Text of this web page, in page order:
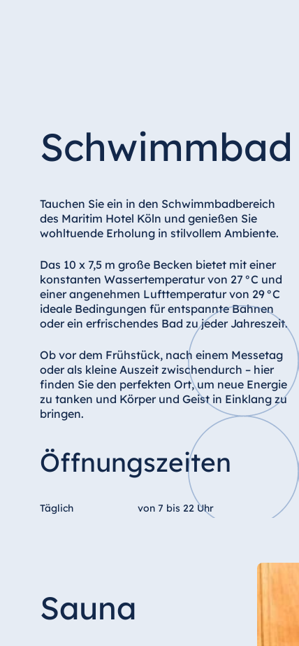
Hotel Königswinter
Hotel Magdeburg
Hotel Stuttgart
Seehotel Timmendorfer Strand
Strandhotel Travemünde
Hotel Ulm
Star-Apart Hansa Hotel Wiesbaden
Ägypten
Jolie Ville Resort & Casino Sharm El
Albanien
Bulgarien
Schwimmbad
Tauchen Sie ein in den Schwimmbadbereich
des Maritim Hotel Köln und genießen Sie
wohltuende Erholung in stilvollem Ambiente.
Das 10 x 7,5 m große Becken bietet mit einer
konstanten Wassertemperatur von 27 °C und
einer angenehmen Lufttemperatur von 29 °C
ideale Bedingungen für entspannte Bahnen
oder ein erfrischendes Bad zu jeder Jahreszeit.
Ob vor dem Frühstück, nach einem Messetag
oder als kleine Auszeit zwischendurch – hier
finden Sie den perfekten Ort, um neue Energie
zu tanken und Körper und Geist in Einklang zu
bringen.
Öffnungszeiten
Täglich von 7 bis 22 Uhr
Sauna